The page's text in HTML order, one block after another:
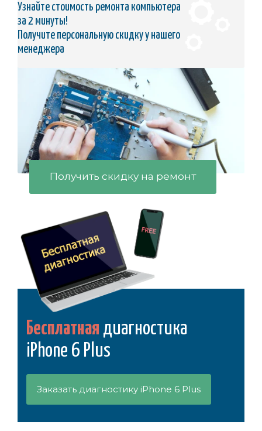
Узнайте стоимость ремонта компьютера
за 2 минуты!
Получите персональную скидку у нашего
менеджера
Получить скидку на ремонт
Бесплатная диагностика
iPhone 6 Plus
Заказать диагностику iPhone 6 Plus